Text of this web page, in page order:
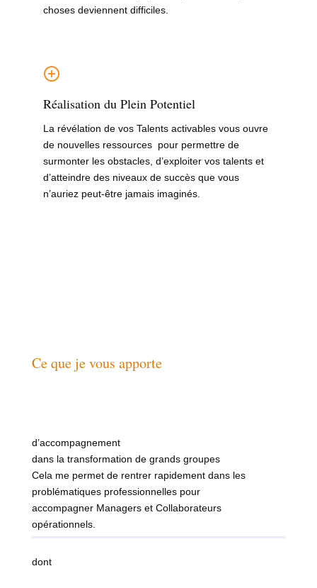
choses deviennent difficiles.
Réalisation du Plein Potentiel
La révélation de vos Talents activables vous ouvre
de nouvelles ressources pour permettre de
surmonter les obstacles, d’exploiter vos talents et
d’atteindre des niveaux de succès que vous
n’auriez peut-être jamais imaginés.
Ce que je vous apporte
d’accompagnement
dans la transformation de grands groupes
Cela me permet de rentrer rapidement dans les
problématiques professionnelles pour
accompagner Managers et Collaborateurs
opérationnels.
dont